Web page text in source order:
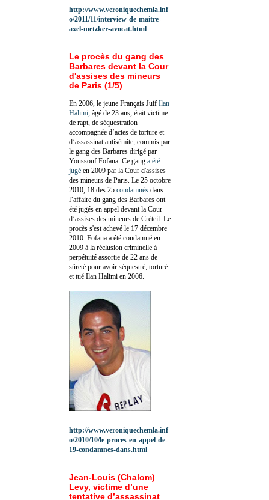
http://www.veroniquechemla.inf
o/2011/11/interview-de-maitre-
axel-metzker-avocat.html
Le procès du gang des
Barbares devant la Cour
d'assises des mineurs
de Paris (1/5)
En 2006, le jeune Français Juif Ilan
Halimi, âgé de 23 ans, était victime
de rapt, de séquestration
accompagnée d’actes de torture et
d’assassinat antisémite, commis par
le gang des Barbares dirigé par
Youssouf Fofana. Ce gang a été
jugé en 2009 par la Cour d'assises
des mineurs de Paris. Le 25 octobre
2010, 18 des 25 condamnés dans
l’affaire du gang des Barbares ont
été jugés en appel devant la Cour
d’assises des mineurs de Créteil. Le
procès s'est achevé le 17 décembre
2010. Fofana a été condamné en
2009 à la réclusion criminelle à
perpétuité assortie de 22 ans de
sûreté pour avoir séquestré, torturé
et tué Ilan Halimi en 2006.
http://www.veroniquechemla.inf
o/2010/10/le-proces-en-appel-de-
19-condamnes-dans.html
Jean-Louis (Chalom)
Levy, victime d’une
tentative d’assassinat